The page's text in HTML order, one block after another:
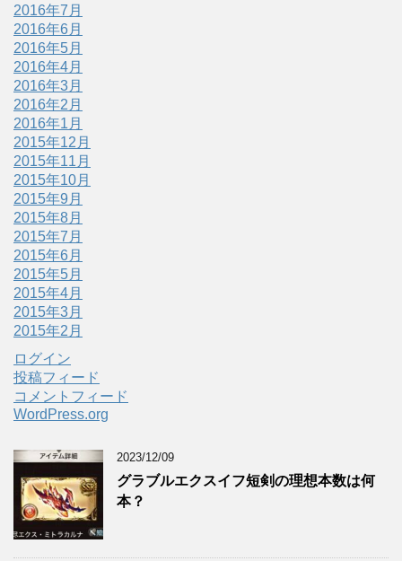
2016年7月
2016年6月
2016年5月
2016年4月
2016年3月
2016年2月
2016年1月
2015年12月
2015年11月
2015年10月
2015年9月
2015年8月
2015年7月
2015年6月
2015年5月
2015年4月
2015年3月
2015年2月
ログイン
投稿フィード
コメントフィード
WordPress.org
2023/12/09
グラブルエクスイフ短剣の理想本数は何
本？